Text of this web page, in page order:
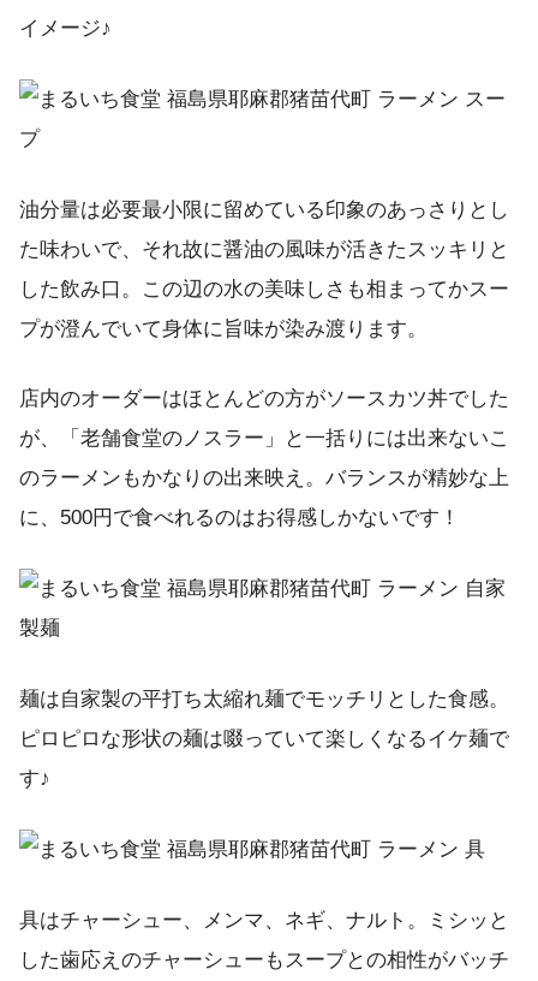
イメージ♪
油分量は必要最小限に留めている印象のあっさりとし
た味わいで、それ故に醤油の風味が活きたスッキリと
した飲み口。この辺の水の美味しさも相まってかスー
プが澄んでいて身体に旨味が染み渡ります。
店内のオーダーはほとんどの方がソースカツ丼でした
が、「老舗食堂のノスラー」と一括りには出来ないこ
のラーメンもかなりの出来映え。バランスが精妙な上
に、500円で食べれるのはお得感しかないです！
麺は自家製の平打ち太縮れ麺でモッチリとした食感。
ピロピロな形状の麺は啜っていて楽しくなるイケ麺で
す♪
具はチャーシュー、メンマ、ネギ、ナルト。ミシッと
した歯応えのチャーシューもスープとの相性がバッチ